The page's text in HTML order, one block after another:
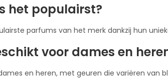
het populairst?
parfums van het merk dankzij hun
voor dames en
en heren, met geuren die variëren van